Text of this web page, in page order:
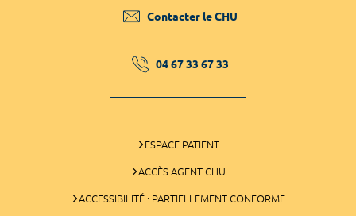
Contacter le CHU
04 67 33 67 33
ESPACE PATIENT
ACCÈS AGENT CHU
ACCESSIBILITÉ : PARTIELLEMENT CONFORME